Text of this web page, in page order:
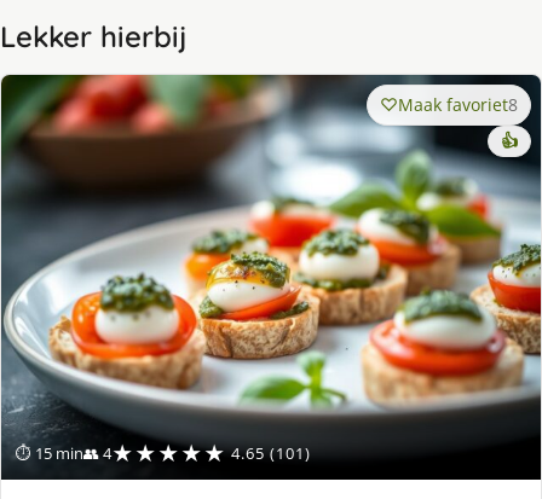
Lekker hierbij
⏱ 15 min👥 4★★★★★ 4.65 (101)
Maak favoriet8
👍